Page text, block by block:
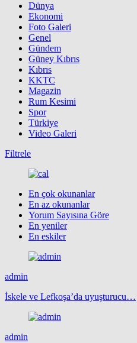
Dünya
Ekonomi
Foto Galeri
Genel
Gündem
Güney Kıbrıs
Kıbrıs
KKTC
Magazin
Rum Kesimi
Spor
Türkiye
Video Galeri
Filtrele
En çok okunanlar
En az okunanlar
Yorum Sayısına Göre
En yeniler
En eskiler
admin
İskele ve Lefkoşa’da uyuşturucu…
admin